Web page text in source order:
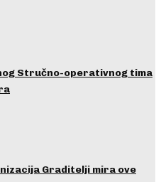
Stručno-operativnog tima
Graditelji mira ove